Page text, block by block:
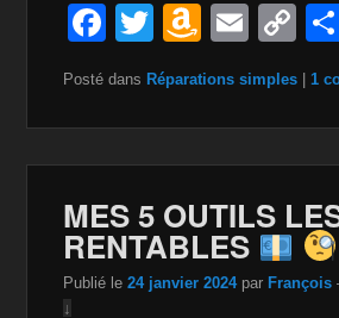
F
c
e
b
o
o
k
T
wi
tt
er
A
a
z
o
n
W
is
E
ail
C
p
y
Li
n
k
Posté dans Réparations simples |1
MES 5 OUTILS
RENTABLES
Publié le24 janvier 2024 par François
↓